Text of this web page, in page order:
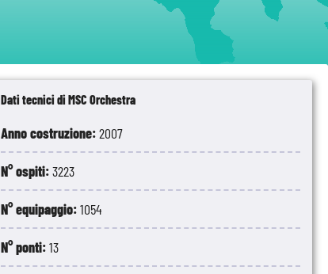
Dati tecnici di MSC Orchestra
Anno costruzione:2007
N° ospiti:3223
N° equipaggio:1054
N° ponti:13